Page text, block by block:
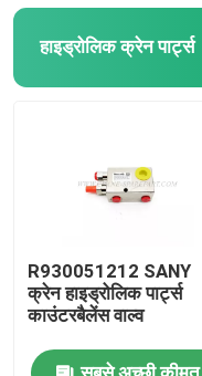
हाइड्रोलिक क्रेन पार्ट्स
R930051212 SANY
क्रेन हाइड्रोलिक पार्ट्स
काउंटरबैलेंस वाल्व